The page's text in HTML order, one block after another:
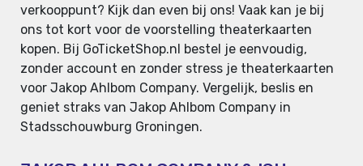
verkooppunt? Kijk dan even bij ons! Vaak kan je bij
ons tot kort voor de voorstelling theaterkaarten
kopen. Bij GoTicketShop.nl bestel je eenvoudig,
zonder account en zonder stress je theaterkaarten
voor Jakop Ahlbom Company. Vergelijk, beslis en
geniet straks van Jakop Ahlbom Company in
Stadsschouwburg Groningen.